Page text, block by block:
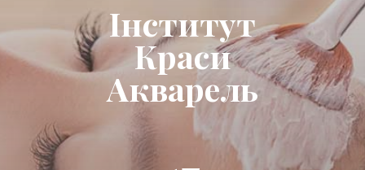
Інститут
Краси
Акварель